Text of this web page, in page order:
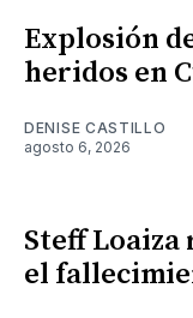
Explosión
heridos en
DENISE CASTILLO
agosto 6, 2026
Steff Loaiza
el